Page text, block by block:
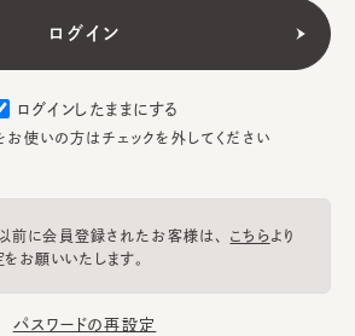
ログインしたままにする
使いの方はチェックを外してください
に会員登録されたお客様は、 こちらより
お願いいたします。
パスワードの再設定